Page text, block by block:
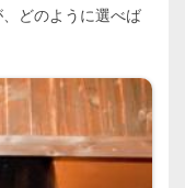
どのように選べば